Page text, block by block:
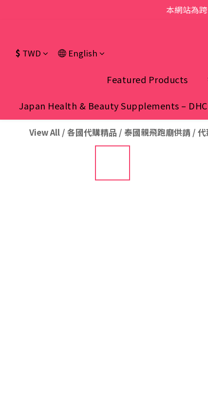
本網站為
$ TWD English
Featured Products
Japan Health & Beauty Supplements – DHC
View All / 各國代購精品 / 泰國親飛跑廟供請 /